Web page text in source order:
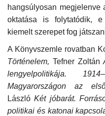
hangsúlyosan megjelenve
oktatása is folytatódik,
kiemelt szerepet fog
A Könyvszemle rovatban
Történelem, Tefner Zoltán
lengyelpolitikája.
Magyarországon az
LászlóKét jóbarát.
politikai és katonai